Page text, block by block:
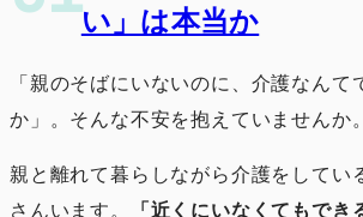
い」は本当か
「親のそばにいないのに、介護なんて
か」。そんな不安を抱えていませんか。
親と離れて暮らしながら介護をしてい
さんいます。
「近くにいなくてもでき